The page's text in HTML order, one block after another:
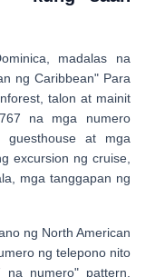
, madalas na
ng Caribbean"Para
talon at mainit
na mga numero
guesthouse at mga
excursion ng cruise,
mga tanggapan ng
ng North American
ng telepono nito
numero"pattern.